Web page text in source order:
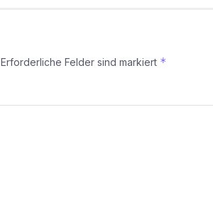
Erforderliche Felder sind markiert *